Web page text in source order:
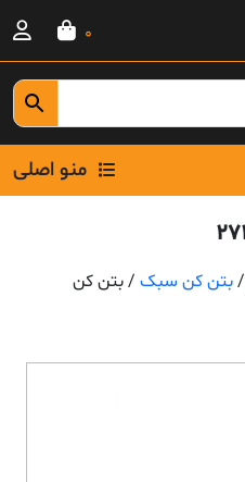
0
منو اصلی
/بتن کن سبک / بتن کن